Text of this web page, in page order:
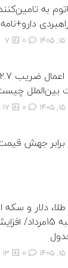
به
دارو+نامه
7
بین‌الملل
17
برابر جهش
دلار و سکه
پنجشنبه
13